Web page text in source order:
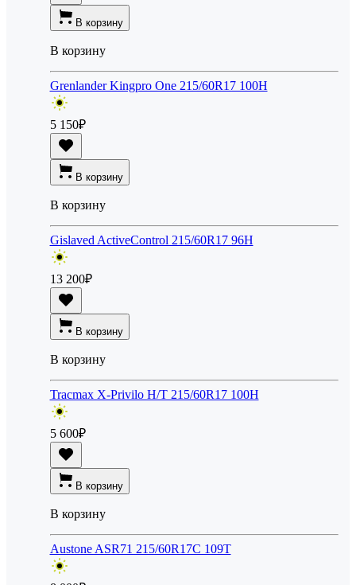
В корзину
В корзину
Grenlander Kingpro One 215/60R17 100H
5 150₽
В корзину
В корзину
Gislaved ActiveControl 215/60R17 96H
13 200₽
В корзину
В корзину
Tracmax X-Privilo H/T 215/60R17 100H
5 600₽
В корзину
В корзину
Austone ASR71 215/60R17C 109T